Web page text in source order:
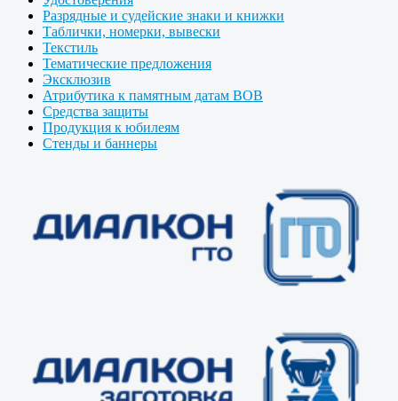
Разрядные и судейские знаки и книжки
Таблички, номерки, вывески
Текстиль
Тематические предложения
Эксклюзив
Атрибутика к памятным датам ВОВ
Средства защиты
Продукция к юбилеям
Стенды и баннеры